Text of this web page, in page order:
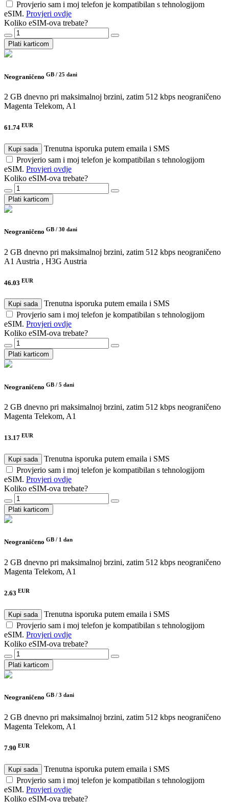
Provjerio sam i moj telefon je kompatibilan s tehnologijom
eSIM. Provjeri ovdje
Koliko eSIM-ova trebate?
Plati karticom
Neograničeno GB / 25 dani
2 GB dnevno pri maksimalnoj brzini, zatim 512 kbps neograničeno
Magenta Telekom, A1
61.74 EUR
Kupi sada
Trenutna isporuka putem emaila i SMS
Provjerio sam i moj telefon je kompatibilan s tehnologijom
eSIM. Provjeri ovdje
Koliko eSIM-ova trebate?
Plati karticom
Neograničeno GB / 30 dani
2 GB dnevno pri maksimalnoj brzini, zatim 512 kbps neograničeno
A1 Austria , H3G Austria
46.03 EUR
Kupi sada
Trenutna isporuka putem emaila i SMS
Provjerio sam i moj telefon je kompatibilan s tehnologijom
eSIM. Provjeri ovdje
Koliko eSIM-ova trebate?
Plati karticom
Neograničeno GB / 5 dani
2 GB dnevno pri maksimalnoj brzini, zatim 512 kbps neograničeno
Magenta Telekom, A1
13.17 EUR
Kupi sada
Trenutna isporuka putem emaila i SMS
Provjerio sam i moj telefon je kompatibilan s tehnologijom
eSIM. Provjeri ovdje
Koliko eSIM-ova trebate?
Plati karticom
Neograničeno GB / 1 dan
2 GB dnevno pri maksimalnoj brzini, zatim 512 kbps neograničeno
Magenta Telekom, A1
2.63 EUR
Kupi sada
Trenutna isporuka putem emaila i SMS
Provjerio sam i moj telefon je kompatibilan s tehnologijom
eSIM. Provjeri ovdje
Koliko eSIM-ova trebate?
Plati karticom
Neograničeno GB / 3 dani
2 GB dnevno pri maksimalnoj brzini, zatim 512 kbps neograničeno
Magenta Telekom, A1
7.90 EUR
Kupi sada
Trenutna isporuka putem emaila i SMS
Provjerio sam i moj telefon je kompatibilan s tehnologijom
eSIM. Provjeri ovdje
Koliko eSIM-ova trebate?